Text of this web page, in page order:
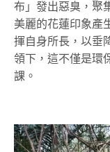
布」發出惡臭，聚
美麗的花蓮印象產
揮自身所長，以垂
領下，這不僅是環
課。